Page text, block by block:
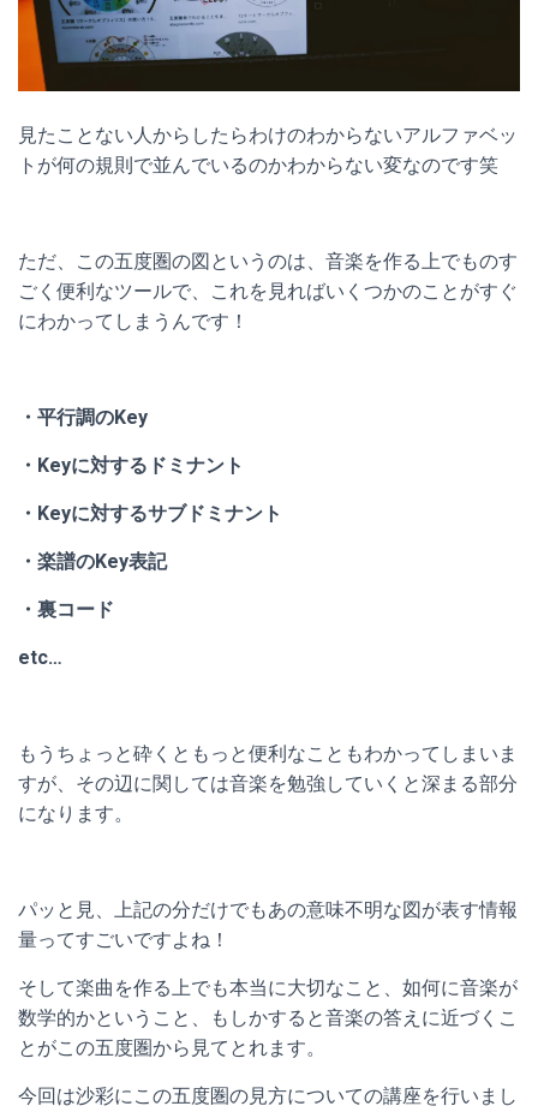
見たことない人からしたらわけのわからないアルファベッ
トが何の規則で並んでいるのかわからない変なのです笑
ただ、この五度圏の図というのは、音楽を作る上でものす
ごく便利なツールで、これを見ればいくつかのことがすぐ
にわかってしまうんです！
・平行調のKey
・Keyに対するドミナント
・Keyに対するサブドミナント
・楽譜のKey表記
・裏コード
etc…
もうちょっと砕くともっと便利なこともわかってしまいま
すが、その辺に関しては音楽を勉強していくと深まる部分
になります。
パッと見、上記の分だけでもあの意味不明な図が表す情報
量ってすごいですよね！
そして楽曲を作る上でも本当に大切なこと、如何に音楽が
数学的かということ、もしかすると音楽の答えに近づくこ
とがこの五度圏から見てとれます。
今回は沙彩にこの五度圏の見方についての講座を行いまし